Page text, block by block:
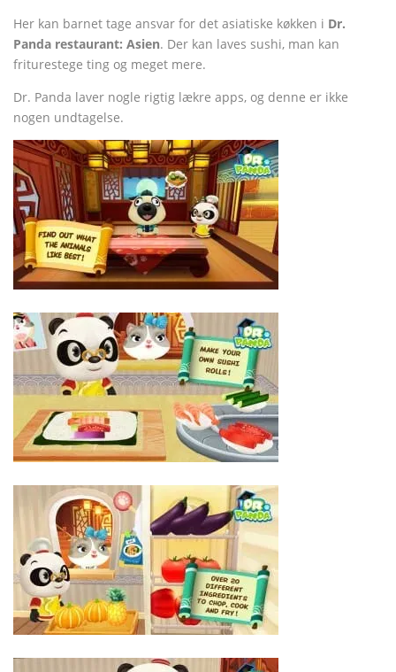
Her kan barnet tage ansvar for det asiatiske køkken i Dr.
Panda restaurant: Asien. Der kan laves sushi, man kan
friturestege ting og meget mere.
Dr. Panda laver nogle rigtig lækre apps, og denne er ikke
nogen undtagelse.